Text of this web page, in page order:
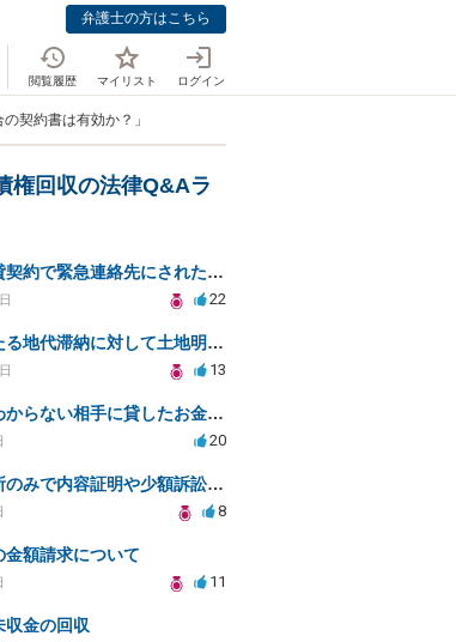
弁護士の方はこちら
閲覧履歴 マイリスト ログイン
契約書は有効か？」
権回収の法律Q&Aラ
息子の賃貸契約で緊急連絡先にされた親が負う法的責任は？
22
長期にわたる地代滞納に対して土地明渡請求は可能でしょうか？
13
居場所のわからない相手に貸したお金を回収(債権回収)できますか？
20
職場の住所のみで内容証明や少額訴訟は可能か？
8
金額請求について
11
収金の回収